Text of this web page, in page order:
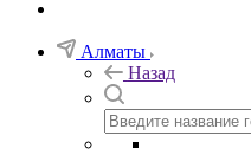
Алматы
Назад